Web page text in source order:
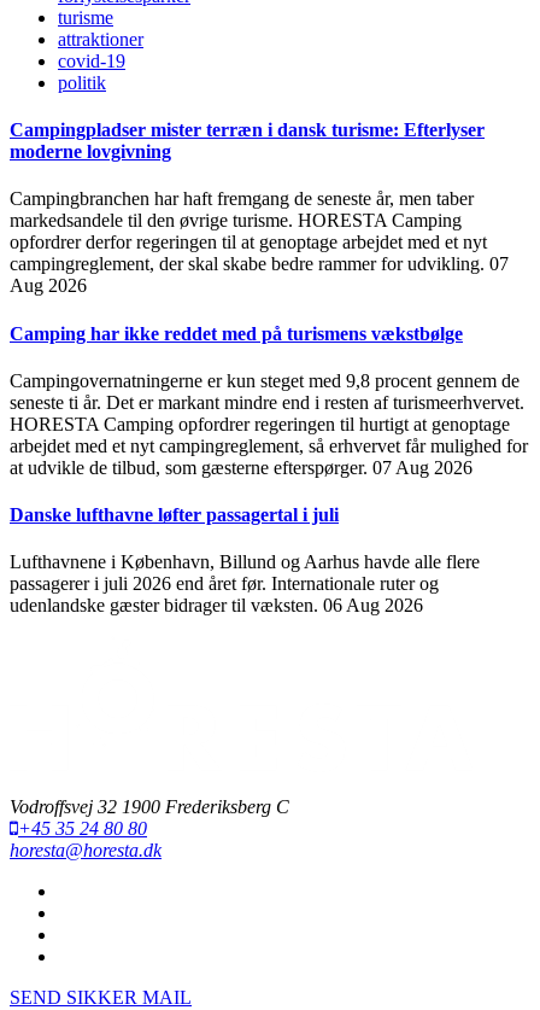
turisme
attraktioner
covid-19
politik
Campingpladser mister terræn i dansk turisme: Efterlyser
moderne lovgivning
Campingbranchen har haft fremgang de seneste år, men taber
markedsandele til den øvrige turisme. HORESTA Camping
opfordrer derfor regeringen til at genoptage arbejdet med et nyt
campingreglement, der skal skabe bedre rammer for udvikling. 07
Aug 2026
Camping har ikke reddet med på turismens vækstbølge
Campingovernatningerne er kun steget med 9,8 procent gennem de
seneste ti år. Det er markant mindre end i resten af turismeerhvervet.
HORESTA Camping opfordrer regeringen til hurtigt at genoptage
arbejdet med et nyt campingreglement, så erhvervet får mulighed for
at udvikle de tilbud, som gæsterne efterspørger. 07 Aug 2026
Danske lufthavne løfter passagertal i juli
Lufthavnene i København, Billund og Aarhus havde alle flere
passagerer i juli 2026 end året før. Internationale ruter og
udenlandske gæster bidrager til væksten. 06 Aug 2026
Vodroffsvej 32 1900 Frederiksberg C
+45 35 24 80 80
horesta@horesta.dk
SEND SIKKER MAIL